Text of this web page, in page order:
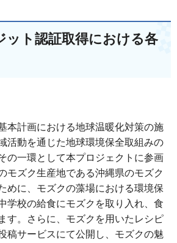
ット認証取得における各
本計画における地球温暖化対策の施
活動を通じた地球環境保全取組みの
の一環として本プロジェクトに参画
モズク生産地である沖縄県のモズク
めに、モズクの藻場における環境保
学校の給食にモズクを取り入れ、食
す。さらに、モズクを用いたレシピ
稿サービスにて公開し、モズクの魅